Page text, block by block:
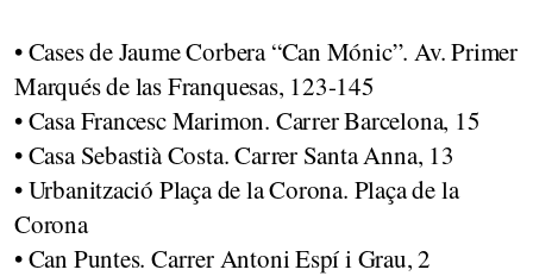
• Cases de Jaume Corbera “Can Mónic”. Av. Primer
Marqués de las Franquesas, 123-145
• Casa Francesc Marimon. Carrer Barcelona, 15
• Casa Sebastià Costa. Carrer Santa Anna, 13
• Urbanització Plaça de la Corona. Plaça de la
Corona
• Can Puntes. Carrer Antoni Espí i Grau, 2